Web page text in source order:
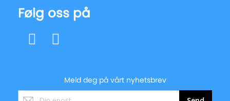
Følg oss på
Meld deg på vårt nyhetsbrev
Registrer